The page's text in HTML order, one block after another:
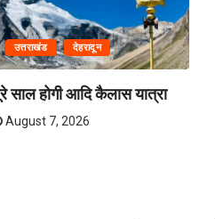
उत्तराखंड देहरादून
साल होगी आदि कैलास यात्रा
August 7, 2026